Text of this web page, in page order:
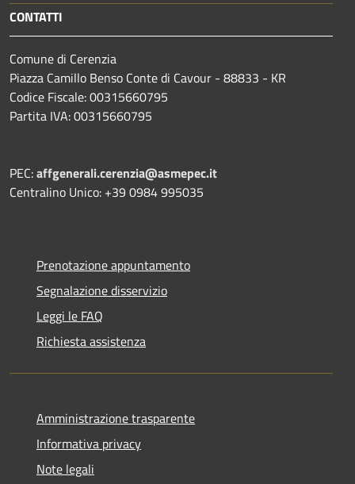
CONTATTI
Comune di Cerenzia
Piazza Camillo Benso Conte di Cavour - 88833 - KR
Codice Fiscale: 00315660795
Partita IVA: 00315660795
PEC:affgenerali.cerenzia@asmepec.it
Centralino Unico: +39 0984 995035
Prenotazione appuntamento
Segnalazione disservizio
Leggi le FAQ
Richiesta assistenza
Amministrazione trasparente
Informativa privacy
Note legali